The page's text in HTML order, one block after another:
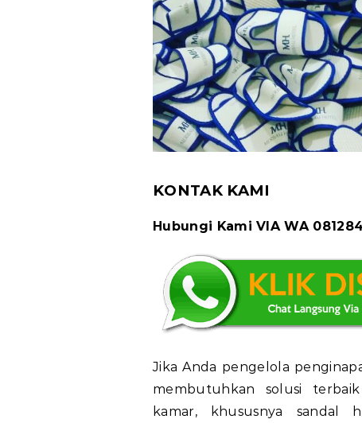
KONTAK KAMI
Hubungi Kami VIA WA
Jika Anda pengelola
membutuhkan solusi
kamar, khususnya